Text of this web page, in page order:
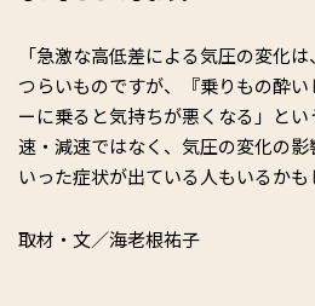
「急激な高低差による気圧の変化
つらいものですが、『乗りもの酔
ーに乗ると気持ちが悪くなる」と
速・減速ではなく、気圧の変化の
いった症状が出ている人もいるかも
取材・文／海老根祐子